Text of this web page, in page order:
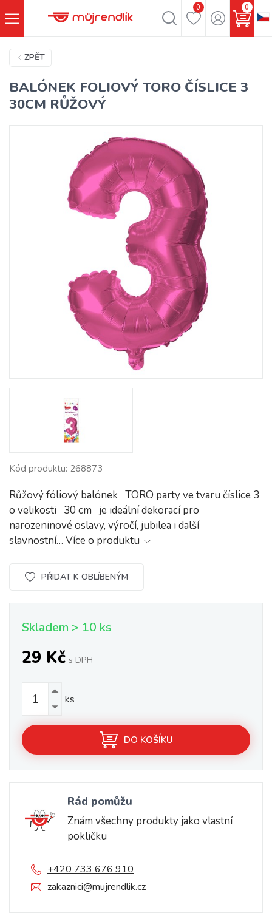
0 0
ZPĚT
BALÓNEK FOLIOVÝ TORO ČÍSLICE 3
30CM RŮŽOVÝ
Kód produktu: 268873
Růžový fóliový balónek TORO party ve tvaru číslice 3
o velikosti 30 cm je ideální dekorací pro
narozeninové oslavy, výročí, jubilea i další
slavnostní… Více o produktu
PŘIDAT K OBLÍBENÝM
Skladem > 10 ks
29 Kč s DPH
ks
DO KOŠÍKU
Rád pomůžu
Znám všechny produkty jako vlastní
pokličku
+420 733 676 910
zakaznici@mujrendlik.cz